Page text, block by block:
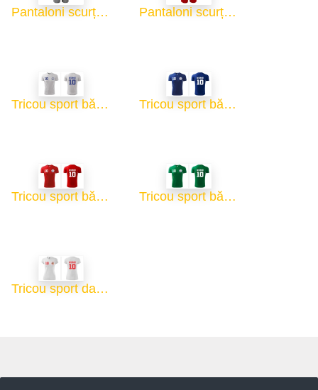
Pantaloni scurți sport bărbați - gri Pantaloni scurți sport bărbați - roșu
Tricou sport bărbați - alb Tricou sport bărbați - albastru
Tricou sport bărbați - roșu Tricou sport bărbați - verde
Tricou sport damă - alb